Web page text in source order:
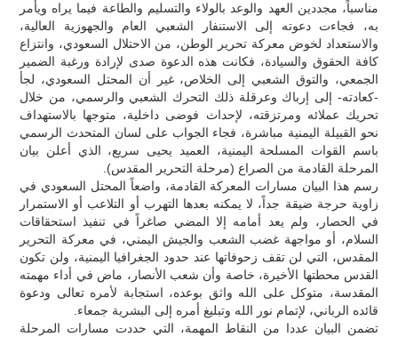
مناسباً، مجددين العهد والوعد بالولاء والتسليم والطاعة فيما يراه ويأمر
به، فجاءت دعوته إلى الاستنفار الشعبي العام والجهوزية العالية،
والاستعداد لخوض معركة تحرير الوطن، من الاحتلال السعودي، وانتزاع
كافة الحقوق والسيادة، فكانت هذه الدعوة صدى لإرادة ورغبة الضمير
الجمعي، والتوق الشعبي إلى الخلاص، غير أن المحتل السعودي، لجأ
-كعادته- إلى إرباك وعرقلة ذلك التحرك الشعبي والرسمي، من خلال
تحريك عملائه ومرتزقته، لإحداث فوضى داخلية، متوجها بالاستهداف
نحو القبيلة اليمنية مباشرة، فجاء الجواب على لسان المتحدث الرسمي
باسم القوات المسلحة اليمنية، العميد يحيى سريع، الذي أعلن بيان
المرحلة القادمة من الصراع (مرحلة التحرير المقدس).
رسم هذا البيان مسارات المعركة القادمة، واضعاً المحتل السعودي في
زاوية حرجة ضيقة جداً، لا يمكنه بعدها التهرب أو التلاعب أو الاستمرار
في الحصار، ولم يعد أمامه إلا المضي صاغراً في تنفيذ استحقاقات
السلام، أو مواجهة غضب الشعب والجيش اليمني، في معركة التحرير
المقدس، التي لن تقف زحوفاتها عند حدود الجغرافيا اليمنية، ولن تكون
القدس محطتها الأخيرة، خاصة وأن شعب الأنصار، ماض في أداء مهمته
المقدسة، متوكل على الله واثق بوعده، استجابة لأمره تعالى ودعوة
قائده الرباني، لإتمام نور الله وتبليغ أمره إلى البشرية جمعاء.
تضمن البيان عددا من النقاط المهمة، التي حددت مسارات المرحلة